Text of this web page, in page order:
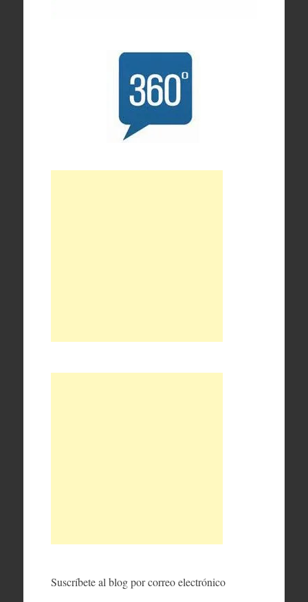
Suscríbete al blog por correo electrónico